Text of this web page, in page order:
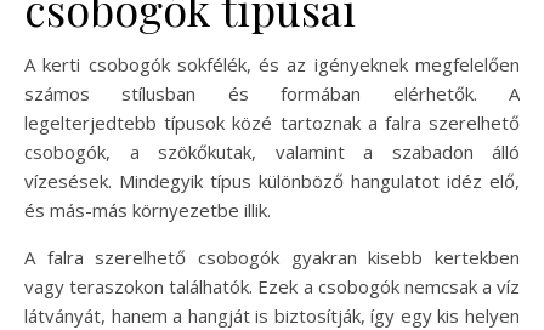
A kerti csobogók sokfélék, és az igényeknek megfelelően
számos stílusban és formában elérhetők. A
legelterjedtebb típusok közé tartoznak a falra szerelhető
csobogók, a szökőkutak, valamint a szabadon álló
vízesések. Mindegyik típus különböző hangulatot idéz elő,
és más-más környezetbe illik.
A falra szerelhető csobogók gyakran kisebb kertekben
vagy teraszokon találhatók. Ezek a csobogók nemcsak a víz
látványát, hanem a hangját is biztosítják, így egy kis helyen